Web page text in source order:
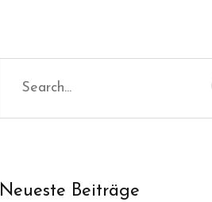
Neueste Beiträge